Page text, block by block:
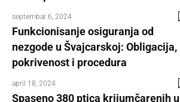
septembar 6, 2024
Funkcionisanje osiguranja od
nezgode u Švajcarskoj: Obligacija,
pokrivenost i procedura
april 18, 2024
Spaseno 380 ptica krijumčarenih u